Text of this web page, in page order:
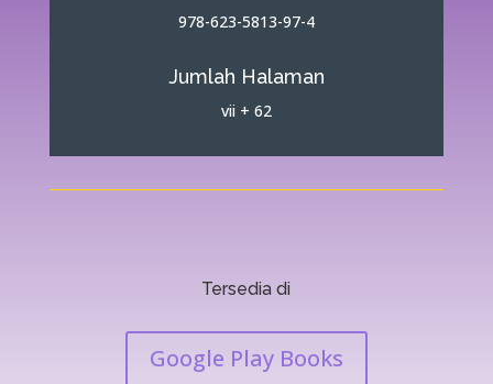
978-623-5813-97-4
Jumlah Halaman
vii + 62
Tersedia di
Google Play Books